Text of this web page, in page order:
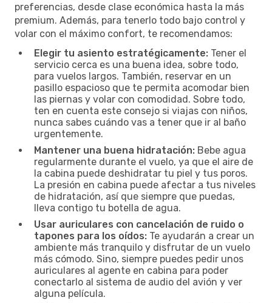
preferencias, desde clase económica hasta la más
premium. Además, para tenerlo todo bajo control y
volar con el máximo confort, te recomendamos:
Elegir tu asiento estratégicamente: Tener el
servicio cerca es una buena idea, sobre todo,
para vuelos largos. También, reservar en un
pasillo espacioso que te permita acomodar bien
las piernas y volar con comodidad. Sobre todo,
ten en cuenta este consejo si viajas con niños,
nunca sabes cuándo vas a tener que ir al baño
urgentemente.
Mantener una buena hidratación: Bebe agua
regularmente durante el vuelo, ya que el aire de
la cabina puede deshidratar tu piel y tus poros.
La presión en cabina puede afectar a tus niveles
de hidratación, así que siempre que puedas,
lleva contigo tu botella de agua.
Usar auriculares con cancelación de ruido o
tapones para los oídos: Te ayudarán a crear un
ambiente más tranquilo y disfrutar de un vuelo
más cómodo. Sino, siempre puedes pedir unos
auriculares al agente en cabina para poder
conectarlo al sistema de audio del avión y ver
alguna película.